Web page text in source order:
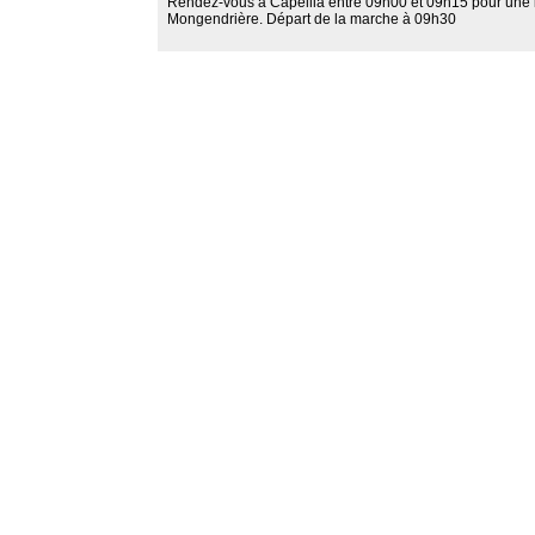
Mongendrière. Départ de la marche à 09h30